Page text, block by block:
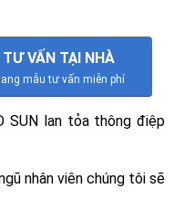
TƯ VẤN TẠI NHÀ
mẫu tư vấn miễn phí
SUN lan tỏa thông điệp
nhân viên chúng tôi sẽ